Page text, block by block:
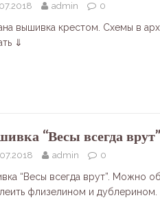
admin 0
вышивка крестом. Схемы в
⇓
“Весы всегда врут”
admin 0
“Весы всегда врут”. Можно
флизелином и дублерином.